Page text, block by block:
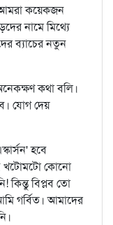
আমরা কয়েকজন
নামে মিথ্যে
ব্যাচের নতুন
কথা বলি।
যোগ দেয়
হবে
খটোমটো কোনো
কিন্তু বিপ্লব তো
গর্বিত। আমাদের